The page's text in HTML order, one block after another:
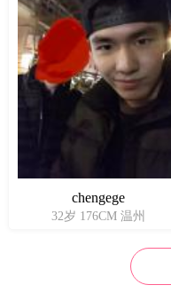
chengege
32岁 176CM 温州